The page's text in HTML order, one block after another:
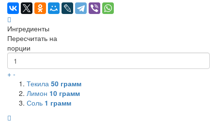
Ингредиенты
Пересчитать на
порции
+ -
Текила 50 грамм
Лимон 10 грамм
Соль 1 грамм